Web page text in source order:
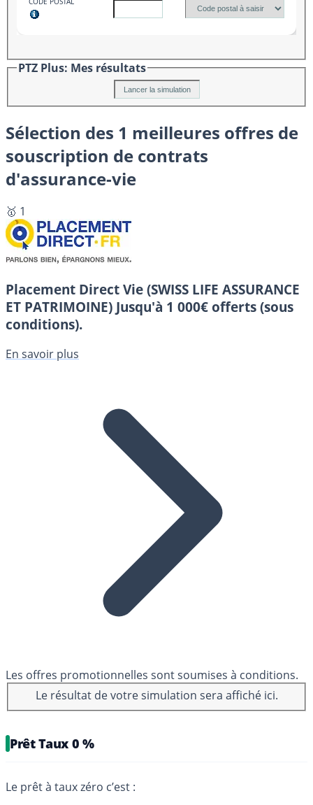
PTZ Plus: Mes résultats
Sélection des 1 meilleures offres de
souscription de contrats
d'assurance-vie
🥇 1
Placement Direct Vie (SWISS LIFE ASSURANCE
ET PATRIMOINE) Jusqu'à 1 000€ offerts (sous
conditions).
En savoir plus
Les offres promotionnelles sont soumises à conditions.
Le résultat de votre simulation sera affiché ici.
Prêt Taux 0 %
Le prêt à taux zéro c’est :